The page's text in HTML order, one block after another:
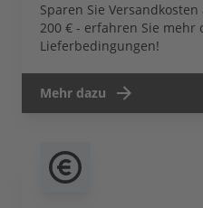
Sparen Sie
200 € - erfahren Sie mehr
Lieferbedingungen!
Mehr dazu